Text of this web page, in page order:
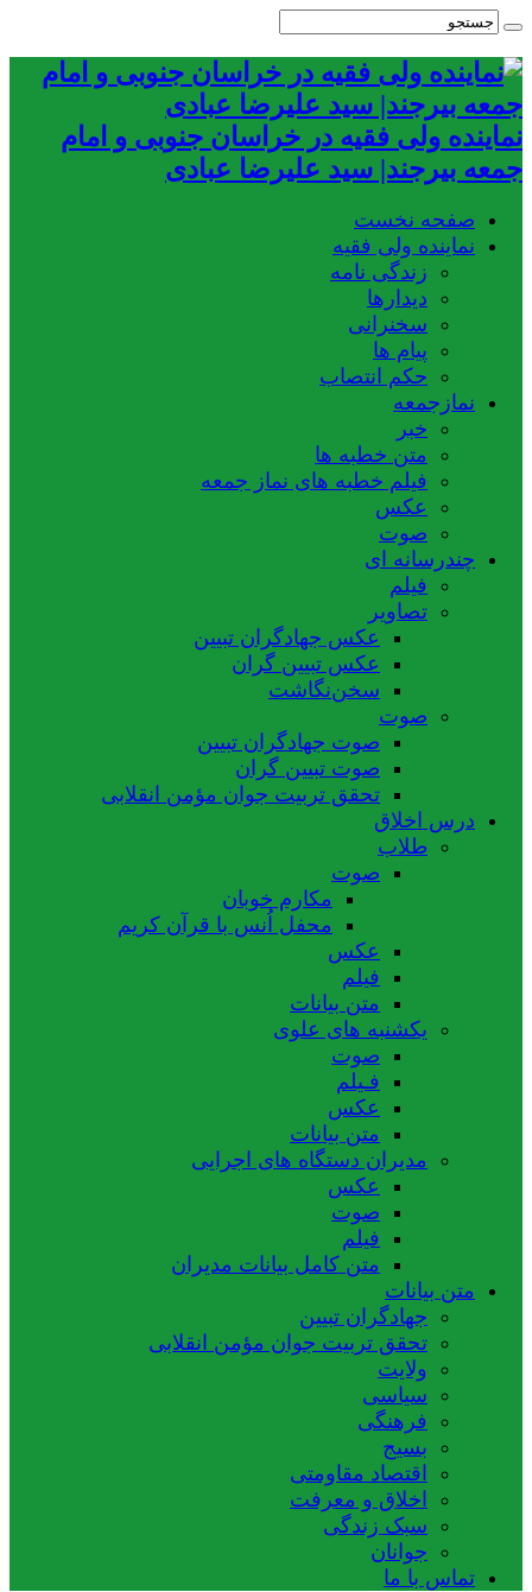
نماینده ولی فقیه در خراسان جنوبی و امام
جمعه بیرجند| سید علیرضا عبادی
صفحه نخست
نماینده ولی فقیه
زندگی نامه
دیدارها
سخنرانی
پیام ها
حکم انتصاب
نمازجمعه
خبر
متن خطبه ها
فیلم خطبه های نماز جمعه
عکس
صوت
چندرسانه ای
فیلم
تصاویر
عکس جهادگران تبیین
عکس تبیین گران
سخن‌نگاشت
صوت
صوت جهادگران تبیین
صوت تبیین گران
تحقق تربیت جوان مؤمن انقلابی
درس اخلاق
طلاب
صوت
مکارم خوبان
محفل اُنس با قرآن کریم
عکس
فیلم
متن بیانات
یکشنبه های علوی
صوت
فـیلم
عکس
متن بیانات
مدیران دستگاه های اجرایی
عکس
صوت
فیلم
متن کامل بیانات مدیران
متن بیانات
جهادگران تبیین
تحقق تربیت جوان مؤمن انقلابی
ولایت
سیاسی
فرهنگی
بسیج
اقتصاد مقاومتی
اخلاق و معرفت
سبک زندگی
جوانان
تماس با ما